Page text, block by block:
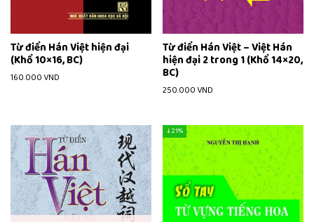
Từ điển Hán Việt hiện đại
(Khổ 10×16, BC)
160.000 VND
Từ điển Hán Việt – Việt Hán
hiện đại 2 trong 1 (Khổ 14×20,
BC)
250.000 VND
↓ 21%